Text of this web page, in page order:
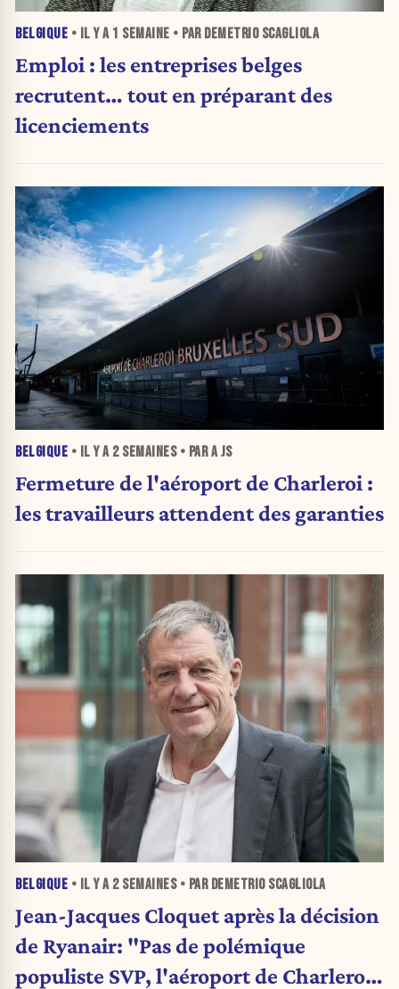
BELGIQUE • IL Y A 1 SEMAINE • PAR DEMETRIO SCAGLIOLA
Emploi : les entreprises belges
recrutent… tout en préparant des
licenciements
BELGIQUE • IL Y A 2 SEMAINES• PAR A JS
Fermeture de l'aéroport de Charleroi :
les travailleurs attendent des garanties
BELGIQUE • IL Y A 2 SEMAINES• PAR DEMETRIO SCAGLIOLA
Jean-Jacques Cloquet après la décision
de Ryanair: "Pas de polémique
populiste SVP, l'aéroport de Charleroi